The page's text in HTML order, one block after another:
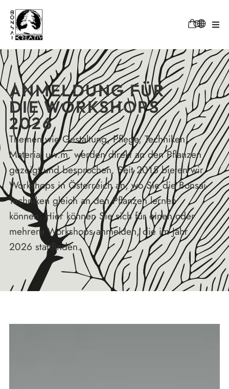
ANMELDUNG FÜR
DIE WORKSHOPS
2026
Themen wie Gestaltung, Pflege, Techniken,
Material u.v.m. werden direkt an den Pflanzen
gezeigt und besprochen. Seit 2015 bieten wir
Workshops in Österreich an, wo Sie die Bonsai-
Techniken gleich an den Pflanzen lernen
können. Hier können Sie sich für einen oder
mehrere Workshops anmelden, die im Jahr
2026 stattfinden.